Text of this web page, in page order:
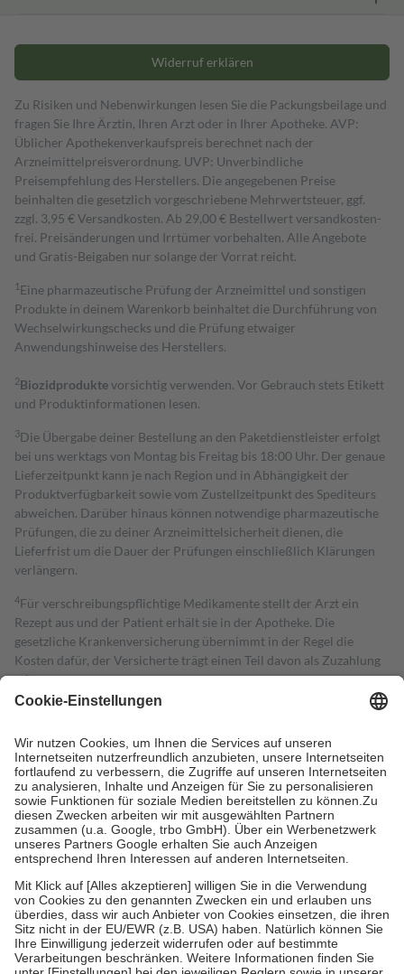
Widerruf erklären
Zu Risiken und Nebenwirkungen lesen Sie die Packungsbeilage und
fragen Sie Ihre Ärztin, Ihren Arzt oder in Ihrer Apotheke. AVP:
Üblicher Apothekenverkaufspreis berechnet nach der
Arzneimittelpreisverordnung. UVP: Unverbindliche
Preisempfehlung des Herstellers. Die angegebenen Preise
beinhalten die gesetzlich vorgeschriebene Mehrwertsteuer, ggf.
zzgl. 3,95 € Versandkosten. Ab 29,00 € Bestell­wert versand­kosten­
frei. Preisänderungen und Irrtümer vorbehalten. Alle Angebote
und Gratis-Beigaben nur solange der Vorrat reicht.
1 Eine pharmazeutische Prüfung der Arzneimittel und sonstigen
Produkte in deinem Warenkorb beinhaltet die Durchführung von
Wechselwirkungschecks und die Prüfung etwaiger
Anwendungshinweise des Herstellers.
2Biozidproduktevorsichtig verwenden. Vor Gebrauch stets Etikett
und Produktinformationen lesen.
3Die Übergabe deiner Bestellung an den Paketdienstleister erfolgt
bei uns werktags von Montag bis Freitag bis 18:00 Uhr. Der genaue
Lieferzeitpunkt kann je nach Region und in Abhängigkeit der
Produktverfügbarkeit sowie vom Zustellzeitpunkt des Spediteurs
abweichen. Darüber hinaus können notwendige pharmazeutische
Prüfungen, die zu deiner Arzneimittelsicherheit dienen, die
Lieferfrist um die Dauer der Prüfungen einschließlich Klärungen
verlängern.
4Für verschreibungspflichtige Medikamente stellt der Arzt ein
Rezept aus und der Patient erhält sie in der Apotheke. Die
gesetzliche Krankenversicherung übernimmt in der Regel die
Kosten dafür, der Versicherte trägt einen Teil davon als Zuzahlung
mit.
Grundsätzlich leisten Mitglieder Zuzahlungen in Höhe von zehn
höchstens zehn Euro.
Es sind jedoch nie mehr als die tatsächlichen
Kosten der Leistung zu entrichten.
Diese Regeln gelten grundsätzlich auch für Online-Apotheken.
Bei Heilmitteln und häuslicher Krankenpflege beträgt die
Zuzahlung zehn Prozent der Kosten sowie zehn Euro je
Verordnung.
Um das Engagement der Versicherten für ihre eigene Gesundheit zu
stärken und die besondere Stellung der Familie zu unterstützen,
fallenkeine Zuzahlungenan bei:
• Kindern und Jugendlichen bis zum vollendeten 18. Lebensjahr
mit Ausnahme der Fahrkosten
• Untersuchungen zur Vorsorge und Früherkennung, die von der
GKV getragen werden